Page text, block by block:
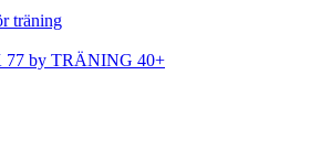
träning
77 by TRÄNING 40+